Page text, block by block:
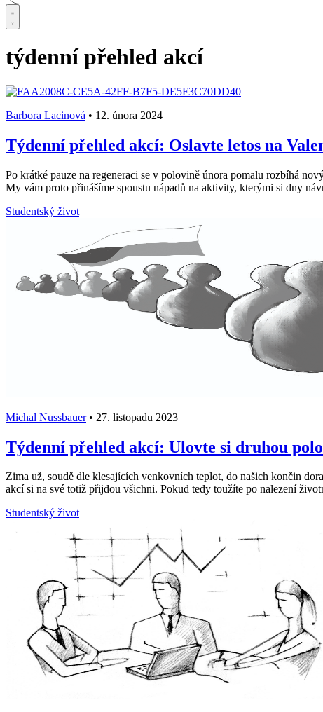
týdenní přehled akcí
Barbora Lacinová • 12. února 2024
Týdenní přehled akcí: Oslavte letos na
Po krátké pauze na regeneraci se v polovině února pomalu rozbíhá
My vám proto přinášíme spoustu nápadů na aktivity, kterými si dny
Studentský život
Michal Nussbauer • 27. listopadu 2023
Týdenní přehled akcí: Ulovte si druhou
Zima už, soudě dle klesajících venkovních teplot, do našich končin
akcí si na své totiž přijdou všichni. Pokud tedy toužíte po nalezení
Studentský život